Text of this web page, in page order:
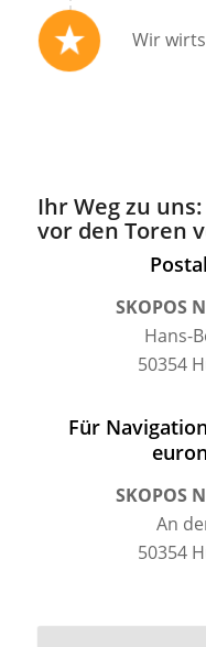
Wir
Ihr Weg zu
vor den Toren
SKOPOS
Hans-
50354
Für
SKOPOS
An
50354